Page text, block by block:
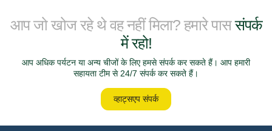
आप जो खोज रहे थे वह नहीं मिला? हमारे पाससंपर्क
में रहो!
आप अधिक पर्यटन या अन्य चीजों के लिए हमसे संपर्क कर सकते हैं। आप हमारी
सहायता टीम से 24/7 संपर्क कर सकते हैं।
व्हाट्सएप संपर्क